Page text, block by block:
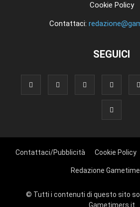
Cookie Policy
Contattaci:
SEGUICI
Contattaci/Pubblicità Cookie Policy
Redazione
© Tutti i contenuti di questo sito
Gametimers.it